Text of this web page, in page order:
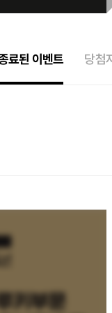
료된 이벤트 당첨